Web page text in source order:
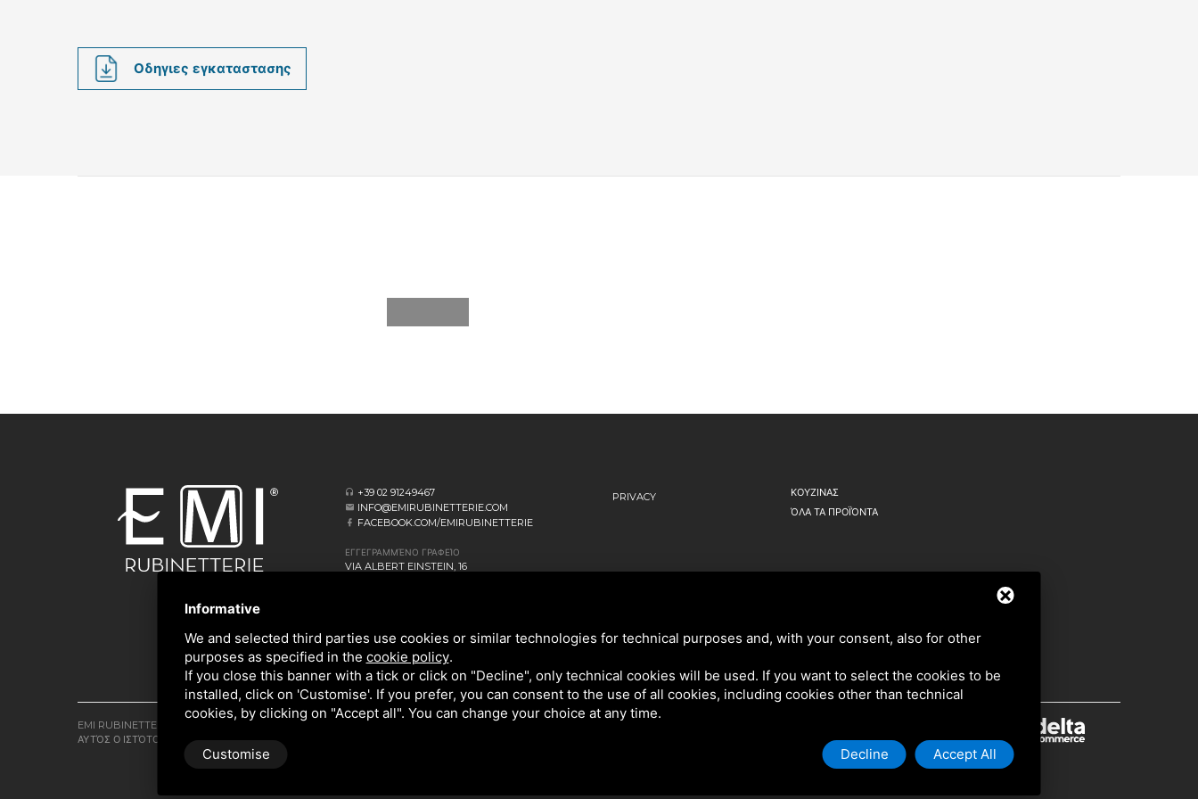
Οδηγιες εγκαταστασης
+39 02 91249467
INFO@EMIRUBINETTERIE.COM
FACEBOOK.COM/EMIRUBINETTERIE
ΕΓΓΕΓΡΑΜΜΈΝΟ ΓΡΑΦΕΊΟ
VIA ALBERT EINSTEIN, 16
20873 CAVENAGO DI BRIANZA MB - ITALIA
PRIVACY
ΚΟΥΖΙΝΑΣ
ΌΛΑ ΤΑ ΠΡΟΪΌΝΤΑ
EMI RUBINETTERIE SRL - P.IVA 09985650960
ΑΥΤΌΣ Ο ΙΣΤΌΤΟΠΟΣ ΠΡΟΣΤΑΤΕΎΕΤΑΙ ΑΠΌ ΤΟ GOOGLE RECAPTCHA V3, ΤΗΝ
Informative
We and selected third parties use cookies or similar technologies for technical purposes and, with your consent, also for other
purposes as specified in the cookie policy.
If you close this banner with a tick or click on "Decline", only technical cookies will be used. If you want to select the cookies to be
installed, click on 'Customise'. If you prefer, you can consent to the use of all cookies, including cookies other than technical
cookies, by clicking on "Accept all". You can change your choice at any time.
Customise Decline Accept All